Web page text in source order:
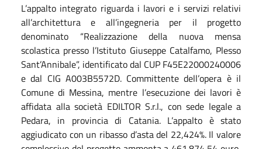
L’appalto integrato riguarda i lavori e i servizi relativi
all’architettura e all’ingegneria per il progetto
denominato “Realizzazione della nuova mensa
scolastica presso l’Istituto Giuseppe Catalfamo, Plesso
Sant’Annibale”, identificato dal CUP F45E22000240006
e dal CIG A003B5572D. Committente dell’opera è il
Comune di Messina, mentre l’esecuzione dei lavori è
affidata alla società EDILTOR S.r.l., con sede legale a
Pedara, in provincia di Catania. L’appalto è stato
aggiudicato con un ribasso d’asta del 22,424%. Il valore